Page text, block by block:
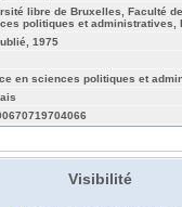
libre de Bruxelles, Faculté
politiques et administratives,
1975
en sciences politiques et
Visibilité